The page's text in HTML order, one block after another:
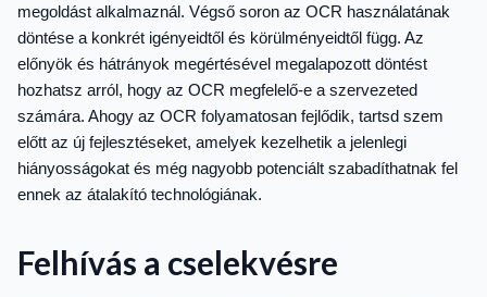
megoldást alkalmaznál. Végső soron az OCR használatának
döntése a konkrét igényeidtől és körülményeidtől függ. Az
előnyök és hátrányok megértésével megalapozott döntést
hozhatsz arról, hogy az OCR megfelelő-e a szervezeted
számára. Ahogy az OCR folyamatosan fejlődik, tartsd szem
előtt az új fejlesztéseket, amelyek kezelhetik a jelenlegi
hiányosságokat és még nagyobb potenciált szabadíthatnak fel
ennek az átalakító technológiának.
Felhívás a cselekvésre